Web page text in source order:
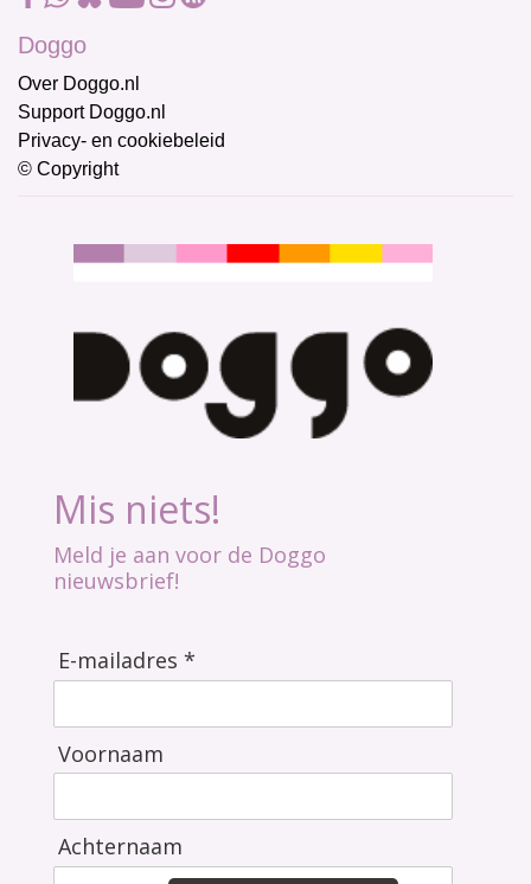
Doggo
Over Doggo.nl
Support Doggo.nl
Privacy- en cookiebeleid
© Copyright
Mis niets!
Meld je aan voor de Doggo
nieuwsbrief!
E-mailadres *
Voornaam
Achternaam